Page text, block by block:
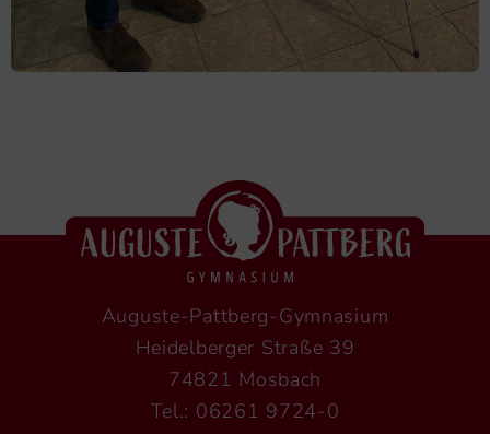
Auguste-Pattberg-Gymnasium
Heidelberger Straße 39
74821 Mosbach
Tel.: 06261 9724-0